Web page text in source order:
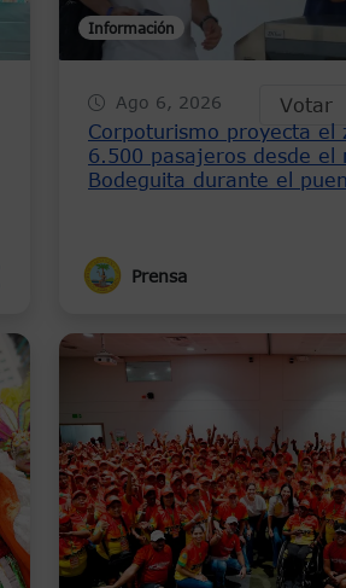
Información
Ago 6, 2026
Corpoturismo proyecta el
6.500 pasajeros desde el
Bodeguita durante el
Prensa